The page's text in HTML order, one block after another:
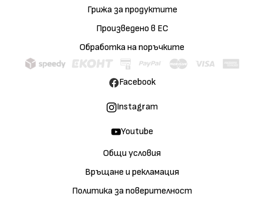
Грижа за продуктите
Произведено в ЕС
Обработка на поръчките
Общи условия
Връщане и рекламация
Политика за поверителност
Facebook
Instagram
Youtube